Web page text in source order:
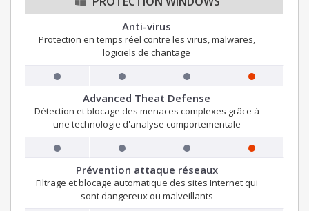
Anti-virus
Protection en temps réel contre les virus, malwares,
logiciels de chantage
Advanced Theat Defense
Détection et blocage des menaces complexes grâce à
une technologie d'analyse comportementale
Prévention attaque réseaux
Filtrage et blocage automatique des sites Internet qui
sont dangereux ou malveillants